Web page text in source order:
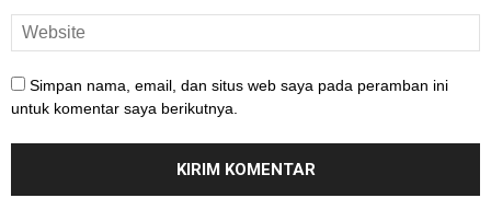
Simpan nama, email, dan situs web saya pada peramban ini
untuk komentar saya berikutnya.